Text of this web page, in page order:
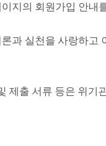
지의 회원가입 안내
과 실천을 사랑하고
제출 서류 등은 위기